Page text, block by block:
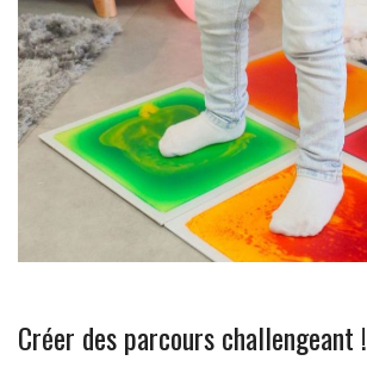
Créer des parcours challengeant !